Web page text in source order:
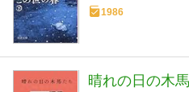
宮部みゆき